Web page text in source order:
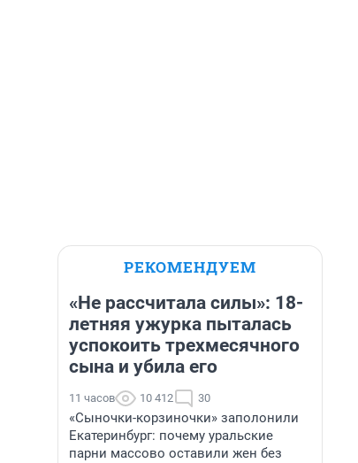
РЕКОМЕНДУЕМ
«Не рассчитала силы»: 18-
летняя ужурка пыталась
успокоить трехмесячного
сына и убила его
11 часов 10 412 30
«Сыночки-корзиночки» заполонили
Екатеринбург: почему уральские
парни массово оставили жен без